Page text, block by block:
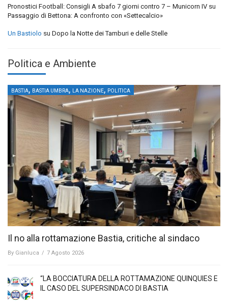
Pronostici Football: Consigli A sbafo 7 giorni contro 7 – Municorn IV su
Passaggio di Bettona: A confronto con «Settecalcio»
Un Bastiolo su Dopo la Notte dei Tamburi e delle Stelle
Politica e Ambiente
BASTIA, BASTIA UMBRA, LA NAZIONE, POLITICA
Il no alla rottamazione Bastia, critiche al sindaco
By Gianluca / 7 Agosto 2026
“LA BOCCIATURA DELLA ROTTAMAZIONE QUINQUIES E
IL CASO DEL SUPERSINDACO DI BASTIA